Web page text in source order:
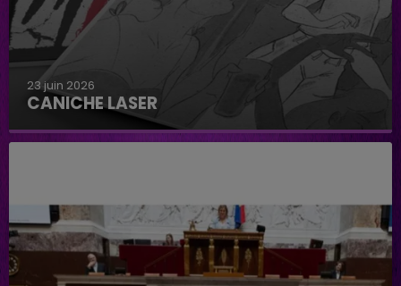
23 juin 2026
CANICHE LASER
Caniche Laser